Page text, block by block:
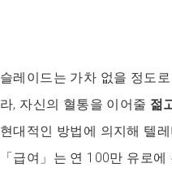
슬레이드는 가차 없을 정도
라, 자신의 혈통을 이어줄 젊
현대적인 방법에 의지해 텔
「급여」는 연 100만 유로